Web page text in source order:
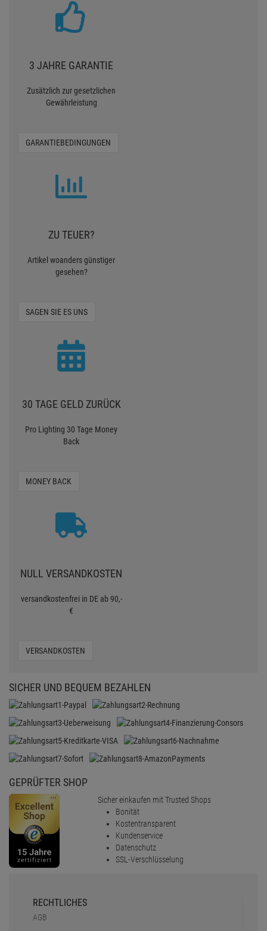
3 JAHRE GARANTIE
Zusätzlich zur gesetzlichen
Gewährleistung
GARANTIEBEDINGUNGEN
ZU TEUER?
Artikel woanders günstiger
gesehen?
SAGEN SIE ES UNS
30 TAGE GELD ZURÜCK
Pro Lighting 30 Tage Money
Back
MONEY BACK
NULL VERSANDKOSTEN
versandkostenfrei in DE ab 90,-
€
VERSANDKOSTEN
SICHER UND BEQUEM BEZAHLEN
GEPRÜFTER SHOP
Sicher einkaufen mit Trusted Shops
Bonität
Kostentransparent
Kundenservice
Datenschutz
SSL-Verschlüsselung
RECHTLICHES
AGB